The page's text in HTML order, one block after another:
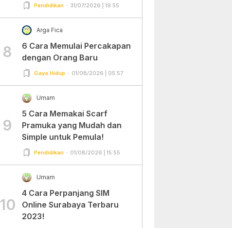
Pendidikan 31/07/2026 | 19:55
8
Arga Fica
6 Cara Memulai Percakapan
dengan Orang Baru
Gaya Hidup 01/08/2026 | 05:57
9
Umam
5 Cara Memakai Scarf
Pramuka yang Mudah dan
Simple untuk Pemula!
Pendidikan 01/08/2026 | 15:55
10
Umam
4 Cara Perpanjang SIM
Online Surabaya Terbaru
2023!